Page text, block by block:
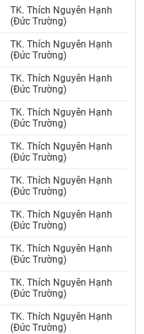
TK. Thích Nguyên Hạnh
(Đức Trường)
TK. Thích Nguyên Hạnh
(Đức Trường)
TK. Thích Nguyên Hạnh
(Đức Trường)
TK. Thích Nguyên Hạnh
(Đức Trường)
TK. Thích Nguyên Hạnh
(Đức Trường)
TK. Thích Nguyên Hạnh
(Đức Trường)
TK. Thích Nguyên Hạnh
(Đức Trường)
TK. Thích Nguyên Hạnh
(Đức Trường)
TK. Thích Nguyên Hạnh
(Đức Trường)
TK. Thích Nguyên Hạnh
(Đức Trường)